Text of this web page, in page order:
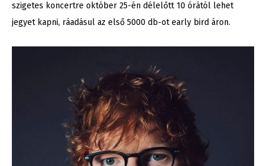
szigetes koncertre október 25-én délelőtt 10 órától lehet
jegyet kapni, ráadásul az első 5000 db-ot early bird áron.